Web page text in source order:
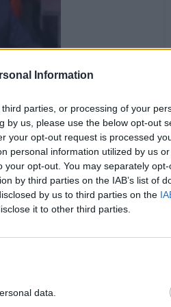
Information
parties, or processing of your
by us, please use the below opt-out
your opt-out request is processed
personal information utilized by us
opt-out. You may separately
by third parties on the IAB’s list of
by us to third parties on the
it to other third parties.
data.
rompipelotas..😁😁😜😂😂
· Rispondi
mi sa che ha